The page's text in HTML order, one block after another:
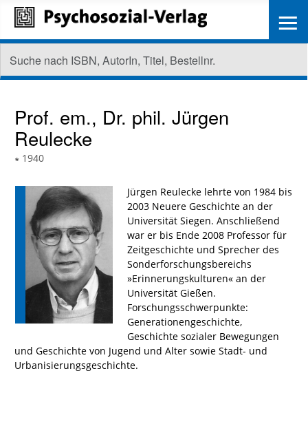
Prof. em., Dr. phil. Jürgen
Reulecke
∗ 1940
Jürgen Reulecke lehrte von 1984 bis
2003 Neuere Geschichte an der
Universität Siegen. Anschließend
war er bis Ende 2008 Professor für
Zeitgeschichte und Sprecher des
Sonderforschungsbereichs
»Erinnerungskulturen« an der
Universität Gießen.
Forschungsschwerpunkte:
Generationengeschichte,
Geschichte sozialer Bewegungen
und Geschichte von Jugend und Alter sowie Stadt- und
Urbanisierungsgeschichte.
≡